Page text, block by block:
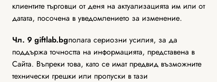
клиентите търговци от деня на актуализацията им или от
датата, посочена в уведомлението за изменение.
Чл. 9 giftlab.bgполага сериозни усилия, за да
поддържа точността на информацията, представена в
Сайта. Въпреки това, като се имат предвид възможните
технически грешки или пропуски в тази